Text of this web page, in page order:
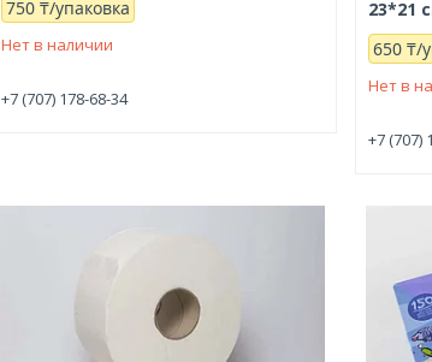
750 ₸/упаковка
Нет в наличии
+7 (707) 178-68-34
23*21
650 ₸/
Нет в
+7 (707)